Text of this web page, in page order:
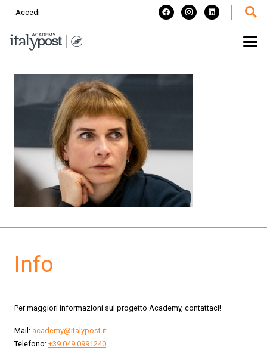
Accedi
Info
Per maggiori informazioni sul progetto Academy, contattaci!
Mail: academy@italypost.it
Telefono: +39 049 0991240